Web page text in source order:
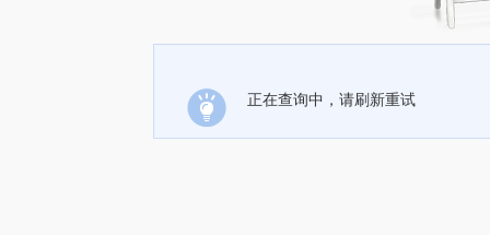
正在查询中，请刷新重试